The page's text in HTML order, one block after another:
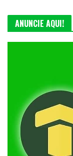
ANUNCIE AQUI!